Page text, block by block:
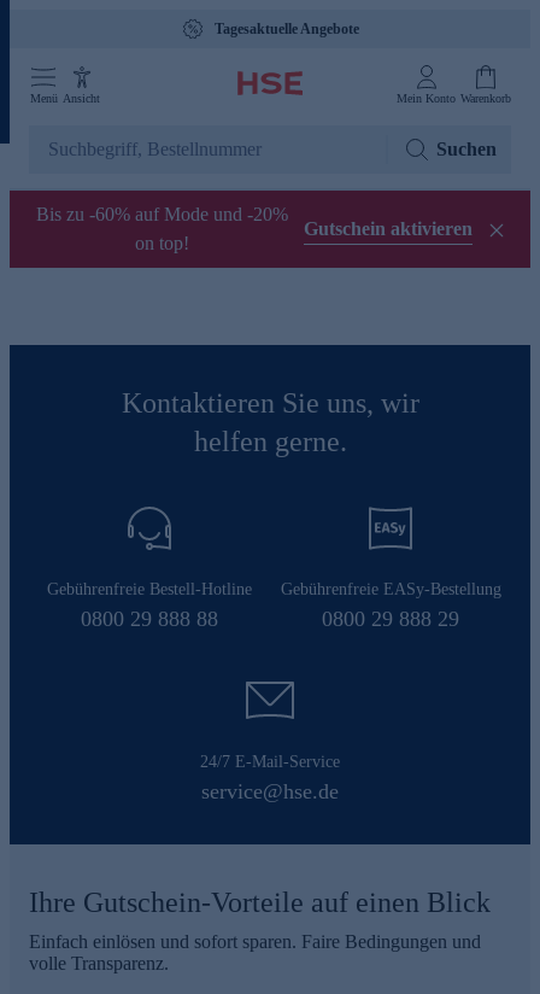
Tagesaktuelle Angebote
Menü Ansicht Mein Konto Warenkorb
Suchen
Bis zu -60% auf Mode und -20%
on top!
Gutschein aktivieren
Kontaktieren Sie uns, wir
helfen gerne.
Gebührenfreie Bestell-Hotline
0800 29 888 88
Gebührenfreie EASy-Bestellung
0800 29 888 29
24/7 E-Mail-Service
service@hse.de
Ihre Gutschein-Vorteile auf einen Blick
Einfach einlösen und sofort sparen. Faire Bedingungen und
volle Transparenz.